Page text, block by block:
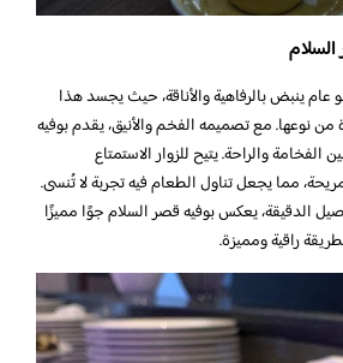
عام ينبض بالرفاهية والأناقة، حيث يجسد هذا
من نوعها. مع تصميمه الفخم والأنيق، يقدم بوفيه
والراحة. يتيح للزوار الاستمتاع
مما يجعل تناول الطعام فيه تجربة لا تُنسى.
الدقيقة، يعكس بوفيه قصر السلام جوًا مميزًا
راقية ومميزة.